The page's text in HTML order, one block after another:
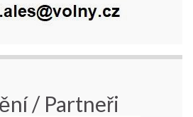
/ Partneři